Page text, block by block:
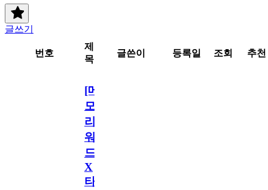
글쓰기
번호
제
목
글쓴이 등록일 조회 추천
[메
모
리
워
드
X
타